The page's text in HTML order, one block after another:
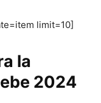
limit=10]
la
2024